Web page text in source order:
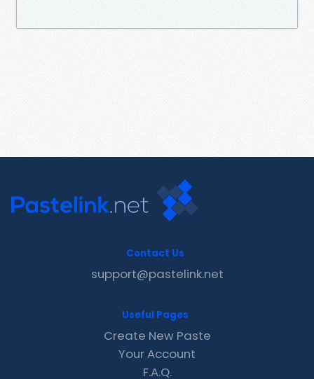
Contact Us
support@pastelink.net
Useful Pages
Create New Paste
Your Account
F.A.Q.